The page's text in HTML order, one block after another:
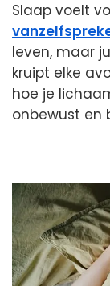
Slaap voelt
leven, maar
kruipt elke
hoe je
onbewust en